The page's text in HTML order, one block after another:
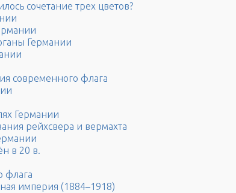
сочетание трех цветов?
Германии
современного флага
Германии
рейхсвера и вермахта
в 20 в.
флага
империя (1884–1918)